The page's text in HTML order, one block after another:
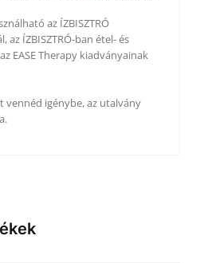
az ÍZBISZTRÓ
az ÍZBISZTRÓ-ban étel- és
EASE Therapy kiadványainak
vennéd igénybe, az utalvány